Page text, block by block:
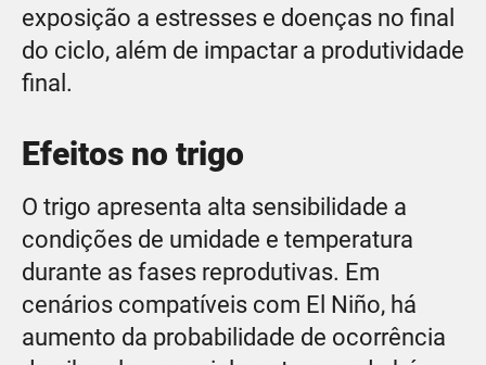
exposição a estresses e doenças no final
do ciclo, além de impactar a produtividade
final.
Efeitos no trigo
O trigo apresenta alta sensibilidade a
condições de umidade e temperatura
durante as fases reprodutivas. Em
cenários compatíveis com El Niño, há
aumento da probabilidade de ocorrência